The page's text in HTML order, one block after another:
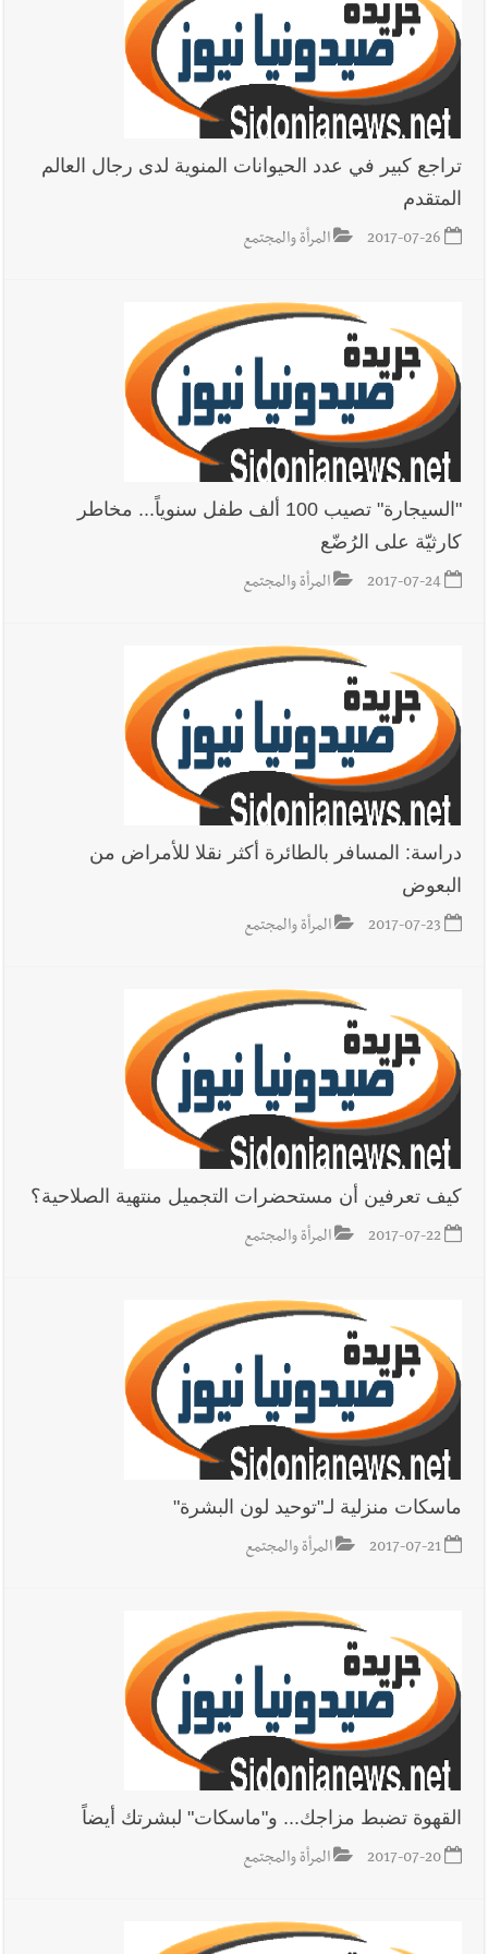
اللبناني خلال عملها في المنصوري ومعلومات أولية عن اصابة أحد
العسكريين
العالم العربي
شُيّعوا في ‫غزة‬ بعد أن بقوا تحت الأنقاض منذ عام 2023: أيُعقل أن
يبقى الشعب الفلسطيني يعيش كل هذا الألم؟ وإلى متى تستمر هذه
المعاناة التي تمزق القلوب والضمائر؟
بلدية صيدا : حجز مركبتي توكتوك وتغريم صاحبهما
أخبار صيدا We are hiring in Saida - Apply now before 14
august ...مطلوب موظفة للعمل في الأكاديمية الدولية لبناء
القدرات -صيدا
تراجع كبير في عدد الحيوانات المنوية لدى رجال العالم
المتقدم
2017-07-26 المرأة والمجتمع
"السيجارة" تصيب 100 ألف طفل سنوياً... مخاطر
كارثيّة على الرُضّع
2017-07-24 المرأة والمجتمع
دراسة: المسافر بالطائرة أكثر نقلا للأمراض من
البعوض
2017-07-23 المرأة والمجتمع
كيف تعرفين أن مستحضرات التجميل منتهية الصلاحية؟
2017-07-22 المرأة والمجتمع
ماسكات منزلية لـ"توحيد لون البشرة"
2017-07-21 المرأة والمجتمع
القهوة تضبط مزاجك... و"ماسكات" لبشرتك أيضاً
2017-07-20 المرأة والمجتمع